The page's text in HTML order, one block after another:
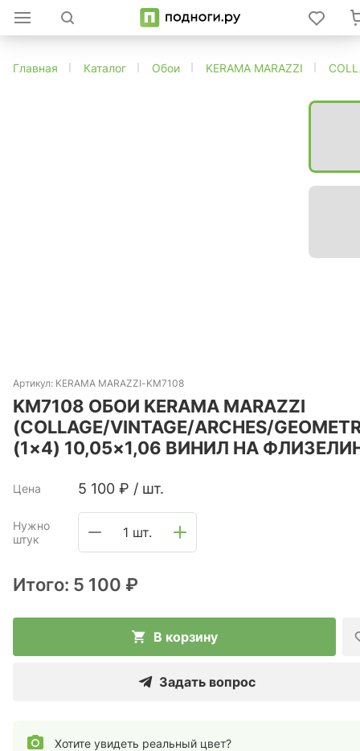
Главная Каталог Обои KERAMA MARAZZI
Артикул: KERAMA MARAZZI-KM7108
KM7108 ОБОИ KERAMA MARAZZI
(COLLAGE/VINTAGE/ARCHES/
(1×4) 10,05×1,06 ВИНИЛ НА
Цена 5 100 ₽ / шт.
Нужно
штук
1 шт.
Итого: 5 100 ₽
В корзину
Задать вопрос
Хотите увидеть реальный цвет?